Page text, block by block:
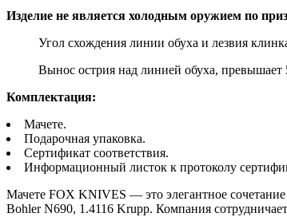
Изделие не является холодным оружием по
Угол схождения линии обуха и лезвия
Вынос острия над линией обуха, превышает
Комплектация:
Мачете.
Подарочная упаковка.
Сертификат соответствия.
Информационный листок к протоколу
Мачете FOX KNIVES — это элегантное
Bohler N690, 1.4116 Krupp. Компания